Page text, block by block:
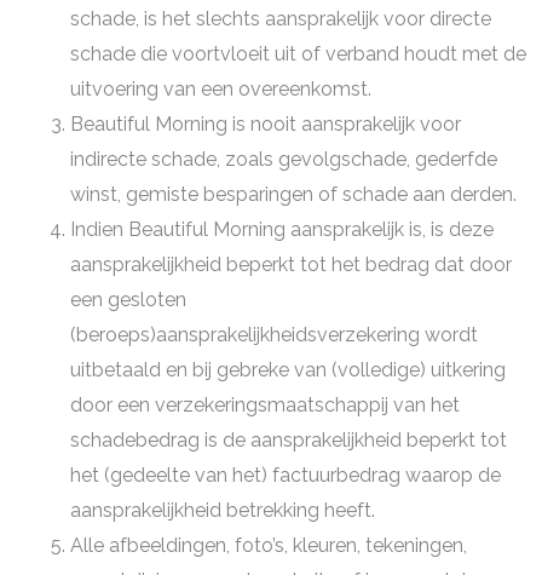
schade, is het slechts aansprakelijk voor directe
schade die voortvloeit uit of verband houdt met de
uitvoering van een overeenkomst.
Beautiful Morning is nooit aansprakelijk voor
indirecte schade, zoals gevolgschade, gederfde
winst, gemiste besparingen of schade aan derden.
Indien Beautiful Morning aansprakelijk is, is deze
aansprakelijkheid beperkt tot het bedrag dat door
een gesloten
(beroeps)aansprakelijkheidsverzekering wordt
uitbetaald en bij gebreke van (volledige) uitkering
door een verzekeringsmaatschappij van het
schadebedrag is de aansprakelijkheid beperkt tot
het (gedeelte van het) factuurbedrag waarop de
aansprakelijkheid betrekking heeft.
Alle afbeeldingen, foto’s, kleuren, tekeningen,